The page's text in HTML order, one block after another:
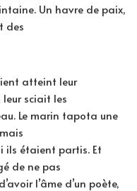
Un havre de paix,
des
atteint leur
sciait les
Le marin tapota une
ils étaient partis. Et
de ne pas
l’âme d’un poète,